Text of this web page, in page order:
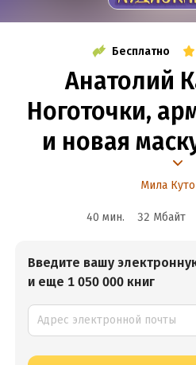
Бесплатно
Анатолий
Ноготочки,
и новая
Мила
40 мин. 32 Мбайт
Введите вашу
и еще 1 050 000 книг